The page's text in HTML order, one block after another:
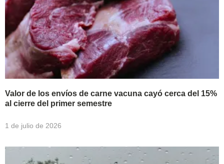
Valor de los envíos de carne vacuna cayó cerca del 15%
al cierre del primer semestre
1 de julio de 2026